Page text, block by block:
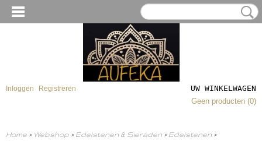
Inloggen Registreren
UW WINKELWAGEN
Geen producten (0)
Home > Webshop > Edelstenen & Sieraden > Edelstenen >